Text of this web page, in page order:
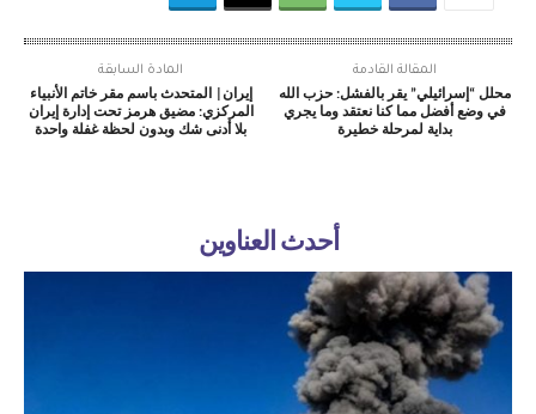
المادة السابقة
إيران| المتحدث باسم مقر خاتم الأنبياء
المركزي: مضيق هرمز تحت إدارة إيران
بلا أدنى شك وبدون لحظة غفلة واحدة
المقالة القادمة
محلل “إسرائيلي” يقر بالفشل: حزب الله
في وضع أفضل مما كنا نعتقد وما يجري
بداية لمرحلة خطيرة
أحدث العناوين